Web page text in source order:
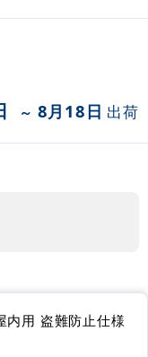
～ 8月18日 出荷
内用 盗難防止仕様